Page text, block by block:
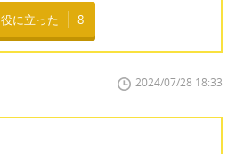
役に立った 8
2024/07/28 18:33